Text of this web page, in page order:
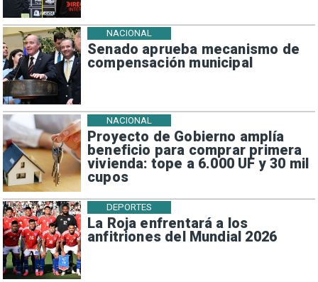
Senado aprueba mecanismo de
compensación municipal
NACIONAL
Proyecto de Gobierno amplía
beneficio para comprar primera
vivienda: tope a 6.000 UF y 30 mil
cupos
NACIONAL
La Roja enfrentará a los
anfitriones del Mundial 2026
DEPORTES